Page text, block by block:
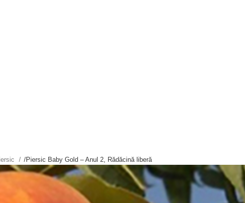
/Piersic Baby Gold – Anul 2, Rădăcină liberă